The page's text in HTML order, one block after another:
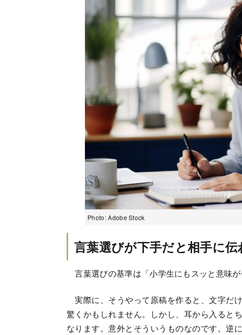
Photo: Adobe Stock
言葉選びが下手だと相手に
言葉選びの基準は「小学生にもスッと意味が
実際に、そうやって原稿を作ると、文字だ
驚くかもしれません。しかし、耳から入ると
なります。意外とそういうものなのです。逆